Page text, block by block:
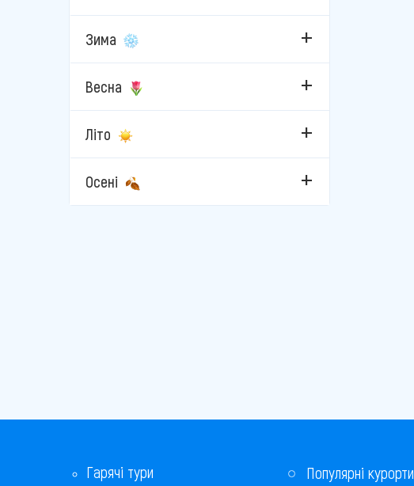
Квариати
Мцхета
Сванетія
Телаві
Зима
Весна
Літо
Осені
Гарячі тури Популярні курорти